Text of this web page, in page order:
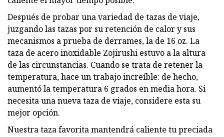
Después de probar una variedad de tazas de viaje,
juzgando las tazas por su retención de calor y sus
mecanismos a prueba de derrames, la de 16 oz. La
taza de acero inoxidable Zojirushi estuvo a la altura
de las circunstancias. Cuando se trata de retener la
temperatura, hace un trabajo increíble: de hecho,
aumentó la temperatura 6 grados en media hora. Si
necesita una nueva taza de viaje, considere esta su
mejor opción.
Nuestra taza favorita mantendrá caliente tu preciada